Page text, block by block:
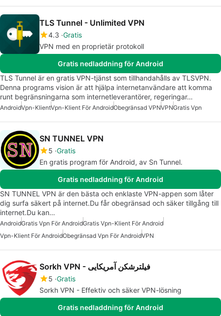
TLS Tunnel - Unlimited VPN
4.3 Gratis
VPN med en proprietär protokoll
Gratis nedladdning för Android
TLS Tunnel är en gratis VPN-tjänst som tillhandahålls av TLSVPN.
Denna programs vision är att hjälpa internetanvändare att komma
runt begränsningarna som internetleverantörer, regeringar…
AndroidVpn-KlientVpn-Klient För AndroidObegränsad VPNVPNGratis Vpn
SN TUNNEL VPN
5 Gratis
En gratis program för Android, av Sn Tunnel.
Gratis nedladdning för Android
SN TUNNEL VPN är den bästa och enklaste VPN-appen som låter
dig surfa säkert på internet.Du får obegränsad och säker tillgång till
internet.Du kan…
AndroidGratis Vpn För AndroidGratis Vpn-Klient För Android
Vpn-Klient För AndroidObegränsad Vpn För AndroidVPN
Sorkh VPN - فیلترشکن آمریکایی
5 Gratis
Sorkh VPN - Effektiv och säker VPN-lösning
Gratis nedladdning för Android